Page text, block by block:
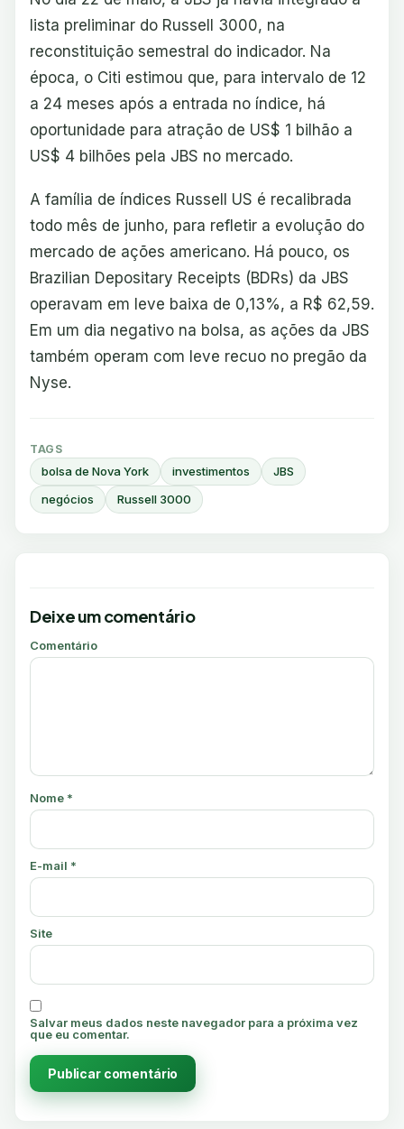
lista preliminar do Russell 3000, na
reconstituição semestral do indicador. Na
época, o Citi estimou que, para intervalo de 12
a 24 meses após a entrada no índice, há
oportunidade para atração de US$ 1 bilhão a
US$ 4 bilhões pela JBS no mercado.
A família de índices Russell US é recalibrada
todo mês de junho, para refletir a evolução do
mercado de ações americano. Há pouco, os
Brazilian Depositary Receipts (BDRs) da JBS
operavam em leve baixa de 0,13%, a R$ 62,59.
Em um dia negativo na bolsa, as ações da JBS
também operam com leve recuo no pregão da
Nyse.
TAGS
bolsa de Nova York investimentos
JBS
negócios
Russell 3000
Deixe um comentário
Comentário
Nome *
E-mail *
Site
Salvar meus dados neste navegador para a próxima vez
que eu comentar.